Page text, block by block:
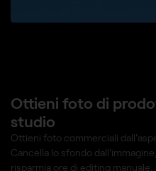
Ottieni foto di
studio
Ottieni foto commerciali
Cancella lo sfondo
risparmia ore di editing manuale.